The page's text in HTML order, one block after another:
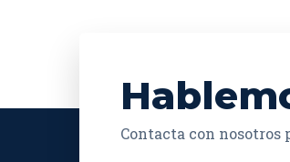
Contacta con nosotros